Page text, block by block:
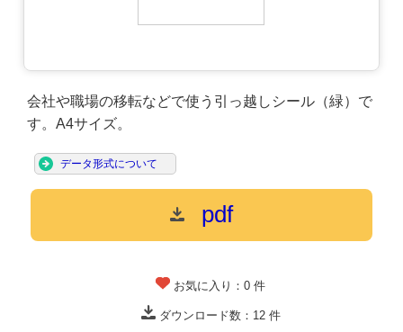
会社や職場の移転などで使う引っ越しシール（緑）で
す。A4サイズ。
データ形式について
pdf
お気に入り：0 件
ダウンロード数： 12件